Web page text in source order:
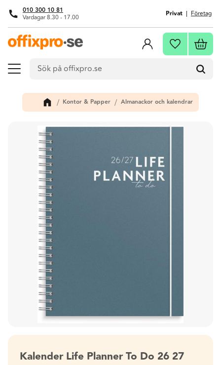
Meny
010 300 10 81
Vardagar 8.30 - 17.00 Privat Företag
Favoriter
Kontor & Papper Almanackor och kalendrar
Kalender Life Planner To Do 26 27